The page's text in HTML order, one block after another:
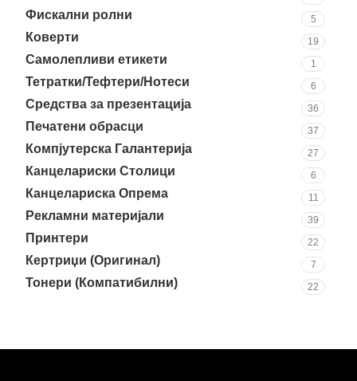
Фискални ролни 5
Коверти 19
Самолепливи етикети 1
Тетратки/Тефтери/Нотеси 6
Средства за презентација 36
Печатени обрасци 37
Компјутерска Галантерија 27
Канцелариски Столици 6
Канцелариска Опрема 11
Рекламни материјали 39
Принтери 22
Кертриџи (Оригинал) 7
Тонери (Компатибилни) 22